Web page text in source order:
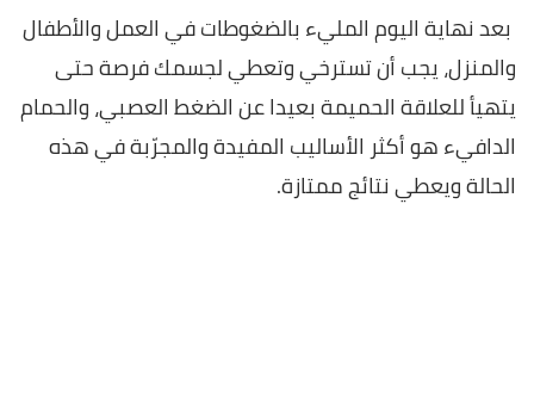
بعد نهاية اليوم المليء بالضغوطات في العمل والأطفال
والمنزل، يجب أن تسترخي وتعطي لجسمك فرصة حتى
يتهيأ للعلاقة الحميمة بعيدا عن الضغط العصبي، والحمام
الدافيء هو أكثر الأساليب المفيدة والمجرّبة في هذه
الحالة ويعطي نتائج ممتازة.